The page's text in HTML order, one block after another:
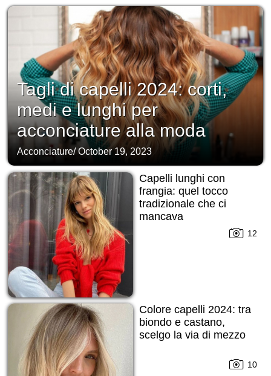
Tagli di capelli 2024: corti,
medi e lunghi per
acconciature alla moda
Acconciature/October 19, 2023
Capelli lunghi con
frangia: quel tocco
tradizionale che ci
mancava
12
Colore capelli 2024: tra
biondo e castano,
scelgo la via di mezzo
10